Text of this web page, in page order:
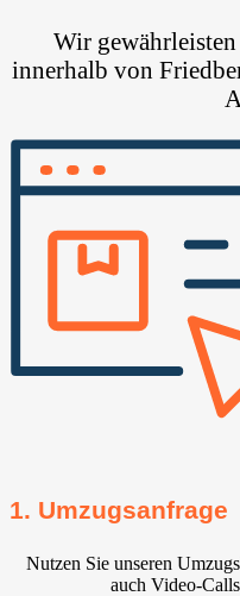
Wir
innerhalb von
1. Umzugsanfrage
Nutzen Sie unseren
auch Video-